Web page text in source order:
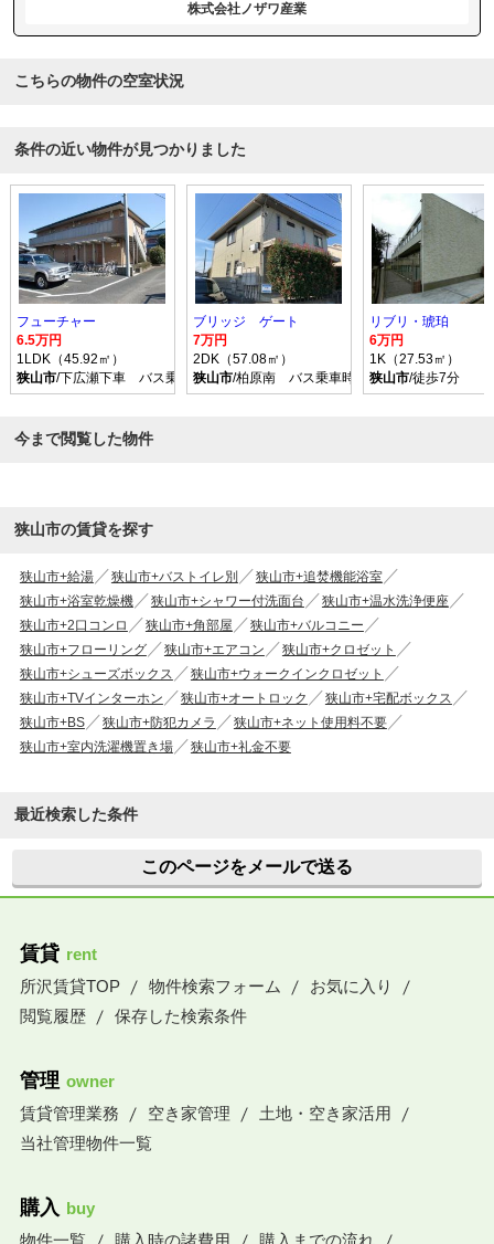
株式会社ノザワ産業
こちらの物件の空室状況
条件の近い物件が見つかりました
フューチャー
6.5万円
1LDK（45.92㎡）
狭山市/下広瀬下車 バス乗車時間14分 停歩5分
ブリッジ ゲート
7万円
2DK（57.08㎡）
狭山市/柏原南 バス乗車時間10分 停歩4分
リブリ・琥珀
6万円
1K（27.53㎡）
狭山市/徒歩7分
今まで閲覧した物件
狭山市の賃貸を探す
狭山市+給湯 狭山市+バストイレ別
狭山市+追焚機能浴室
狭山市+浴室乾燥機
狭山市+シャワー付洗面台
狭山市+温水洗浄便座
狭山市+2口コンロ
狭山市+角部屋
狭山市+バルコニー
狭山市+フローリング
狭山市+エアコン
狭山市+クロゼット
狭山市+シューズボックス
狭山市+ウォークインクロゼット
狭山市+TVインターホン
狭山市+オートロック
狭山市+宅配ボックス
狭山市+BS
狭山市+防犯カメラ
狭山市+ネット使用料不要
狭山市+室内洗濯機置き場
狭山市+礼金不要
最近検索した条件
このページをメールで送る
賃貸 rent
所沢賃貸TOP
物件検索フォーム
お気に入り
閲覧履歴
保存した検索条件
管理 owner
賃貸管理業務
空き家管理
土地・空き家活用
当社管理物件一覧
購入 buy
物件一覧
購入時の諸費用
購入までの流れ